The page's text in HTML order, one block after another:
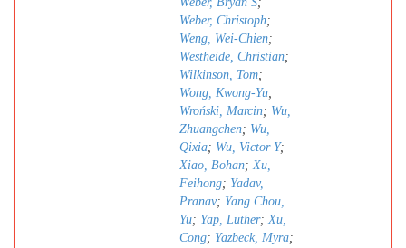
Weber, Christoph;
Weng, Wei-Chien;
Westheide, Christian;
Wilkinson, Tom;
Wong, Kwong-Yu;
Wroński, Marcin; Wu,
Zhuangchen; Wu,
Qixia; Wu, Victor Y;
Xiao, Bohan;Xu,
Feihong; Yadav,
Pranav; Yang Chou,
Yu; Yap, Luther;Xu,
Cong; Yazbeck, Myra;